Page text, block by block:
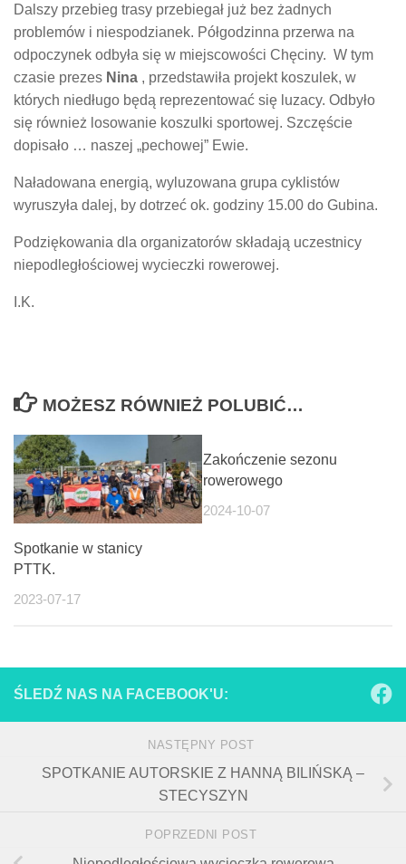
Dalszy przebieg trasy przebiegał już bez żadnych
problemów i niespodzianek. Półgodzinna przerwa na
odpoczynek odbyła się w miejscowości Chęciny. W tym
czasie prezes Nina , przedstawiła projekt koszulek, w
których niedługo będą reprezentować się luzacy. Odbyło
się również losowanie koszulki sportowej. Szczęście
dopisało … naszej „pechowej” Ewie.
Naładowana energią, wyluzowana grupa cyklistów
wyruszyła dalej, by dotrzeć ok. godziny 15.00 do Gubina.
Podziękowania dla organizatorów składają uczestnicy
niepodległościowej wycieczki rowerowej.
I.K.
MOŻESZ RÓWNIEŻ POLUBIĆ…
Spotkanie w stanicy
PTTK.
2023-07-17
Zakończenie sezonu
rowerowego
2024-10-07
ŚLEDŹ NAS NA FACEBOOK'U:
NASTĘPNY POST
SPOTKANIE AUTORSKIE Z HANNĄ BILIŃSKĄ –
STECYSZYN
POPRZEDNI POST